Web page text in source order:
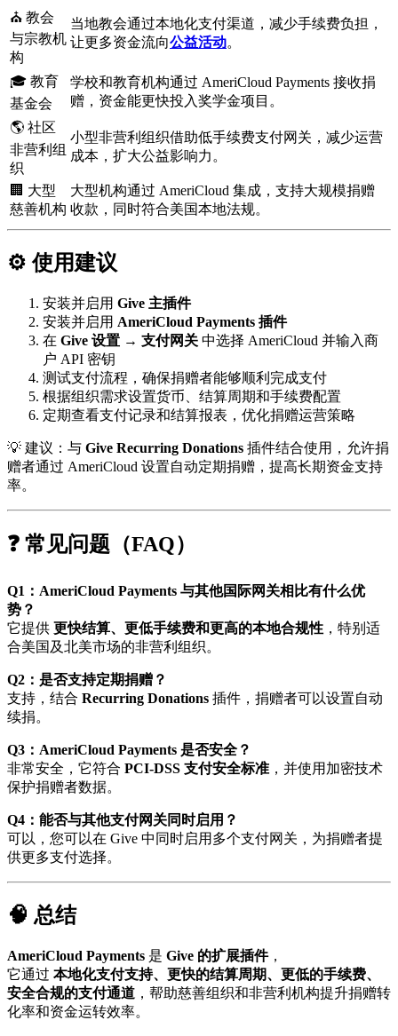
⛪ 教会
与宗教机
构
当地教会通过本地化支付渠道，减少手续费负担，
让更多资金流向公益活动。
🎓 教育
基金会
学校和教育机构通过 AmeriCloud Payments 接收捐
赠，资金能更快投入奖学金项目。
🌎 社区
非营利组
织
小型非营利组织借助低手续费支付网关，减少运营
成本，扩大公益影响力。
🏢 大型
慈善机构
大型机构通过 AmeriCloud 集成，支持大规模捐赠
收款，同时符合美国本地法规。
⚙️ 使用建议
安装并启用 Give 主插件
安装并启用 AmeriCloud Payments 插件
在 Give 设置 → 支付网关 中选择 AmeriCloud 并输入商
户 API 密钥
测试支付流程，确保捐赠者能够顺利完成支付
根据组织需求设置货币、结算周期和手续费配置
定期查看支付记录和结算报表，优化捐赠运营策略
💡 建议：与 Give Recurring Donations 插件结合使用，允许捐
赠者通过 AmeriCloud 设置自动定期捐赠，提高长期资金支持
率。
❓ 常见问题（FAQ）
Q1：AmeriCloud Payments 与其他国际网关相比有什么优
势？
它提供 更快结算、更低手续费和更高的本地合规性 ，特别适
合美国及北美市场的非营利组织。
Q2：是否支持定期捐赠？
支持，结合 Recurring Donations 插件，捐赠者可以设置自动
续捐。
Q3：AmeriCloud Payments 是否安全？
非常安全，它符合 PCI-DSS 支付安全标准 ，并使用加密技术
保护捐赠者数据。
Q4：能否与其他支付网关同时启用？
可以，您可以在 Give 中同时启用多个支付网关，为捐赠者提
供更多支付选择。
🧠 总结
AmeriCloud Payments 是 Give 的扩展插件，
它通过 本地化支付支持、更快的结算周期、更低的手续费、
安全合规的支付通道 ，帮助慈善组织和非营利机构提升捐赠转
化率和资金运转效率。